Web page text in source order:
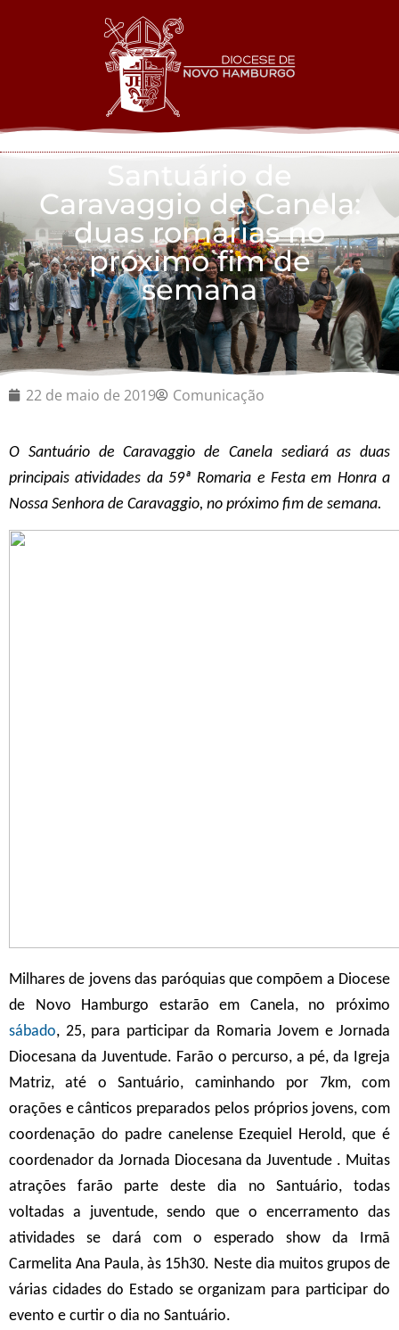
Santuário de
Caravaggio de Canela:
duas romarias no
próximo fim de
semana
22 de maio de 2019 Comunicação
O Santuário de Caravaggio de Canela sediará as duas
principais atividades da 59ª Romaria e Festa em Honra a
Nossa Senhora de Caravaggio, no próximo fim de semana.
Milhares de jovens das paróquias que compõem a Diocese
de Novo Hamburgo estarão em Canela, no próximo
sábado, 25, para participar da Romaria Jovem e Jornada
Diocesana da Juventude. Farão o percurso, a pé, da Igreja
Matriz, até o Santuário, caminhando por 7km, com
orações e cânticos preparados pelos próprios jovens, com
coordenação do padre canelense Ezequiel Herold, que é
coordenador da Jornada Diocesana da Juventude . Muitas
atrações farão parte deste dia no Santuário, todas
voltadas a juventude, sendo que o encerramento das
atividades se dará com o esperado show da Irmã
Carmelita Ana Paula, às 15h30. Neste dia muitos grupos de
várias cidades do Estado se organizam para participar do
evento e curtir o dia no Santuário.